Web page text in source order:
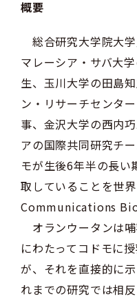
概要
総合研究大学院大学
マレーシア・サバ大
生、玉川大学の田島
ン・リサーチセンタ
事、金沢大学の西内
アの国際共同研究チ
モが生後6年半の長い
取していることを世
Communications
オランウータンは
にわたってコドモに
が、それを直接的に
れまでの研究では相